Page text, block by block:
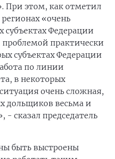
При этом, как отметил
«очень
субъектах Федерации
проблемой практически
субъектах Федерации
по линии
в некоторых
очень сложная,
дольщиков весьма и
- сказал председатель
быть выстроены